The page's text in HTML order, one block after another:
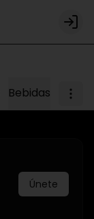
Login
Bebidas
Únete